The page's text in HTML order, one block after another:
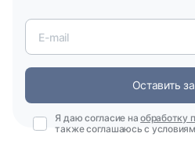
Оставить
Я даю согласие наобработку
также соглашаюсь с